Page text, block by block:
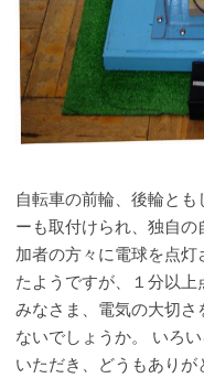
自転車の前輪、後輪と
ーも取付けられ、独自
加者の方々に電球を点
たようですが、１分以上
みなさま、電気の大切
ないでしょうか。 いろ
いただき、どうもありが